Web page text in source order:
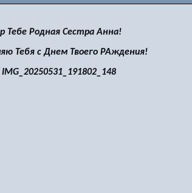
Тебе Родная Сестра Анна!
Тебя с Днем Твоего РАждения!